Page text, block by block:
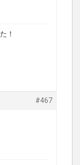
！
#467